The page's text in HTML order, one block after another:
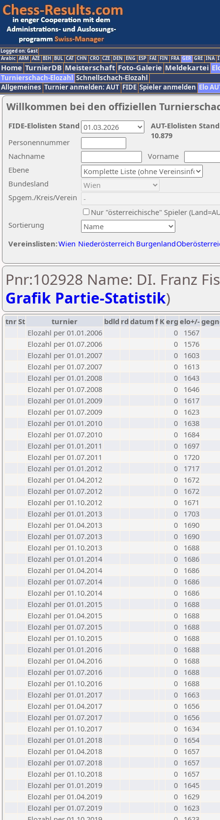
Logged on: Gast
Arabic ARM AZE BIH BUL CAT CHN CRO CZE DEN ENG ESP FAI FIN FRA GER GRE INA
Home TurnierDB Meisterschaft Foto-Galerie Meldekartei
Turnierschach-Elozahl Schnellschach-Elozahl
Allgemeines Turnier anmelden: AUT FIDE Spieler anmelden Elo
Willkommen bei den offiziellen
Nachname
Vorname
Ebene
Sortierung
Personennummer
Bundesland
Spgem./Kreis/Verein
Nur "österreichische" Spieler
Vereinslisten:Wien Niederösterreich Burgenland
AUT-Elolisten
10.879
FIDE-Elolisten Stand
Pnr:102928 Name: DI. Franz
Grafik Partie-Statistik)
tnrSt turnier bdld rd datumf Kerg elo+/-
Elozahl per 01.01.2006
0
1567
Elozahl per 01.07.2006
0
1576
Elozahl per 01.01.2007
0
1603
Elozahl per 01.07.2007
0
1613
Elozahl per 01.01.2008
0
1643
Elozahl per 01.07.2008
0
1646
Elozahl per 01.01.2009
0
1617
Elozahl per 01.07.2009
0
1623
Elozahl per 01.01.2010
0
1638
Elozahl per 01.07.2010
0
1684
Elozahl per 01.01.2011
0
1697
Elozahl per 01.07.2011
0
1720
Elozahl per 01.01.2012
0
1717
Elozahl per 01.04.2012
0
1672
Elozahl per 01.07.2012
0
1672
Elozahl per 01.10.2012
0
1671
Elozahl per 01.01.2013
0
1703
Elozahl per 01.04.2013
0
1690
Elozahl per 01.07.2013
0
1690
Elozahl per 01.10.2013
0
1688
Elozahl per 01.01.2014
0
1686
Elozahl per 01.04.2014
0
1686
Elozahl per 01.07.2014
0
1686
Elozahl per 01.10.2014
0
1686
Elozahl per 01.01.2015
0
1688
Elozahl per 01.04.2015
0
1688
Elozahl per 01.07.2015
0
1688
Elozahl per 01.10.2015
0
1688
Elozahl per 01.01.2016
0
1688
Elozahl per 01.04.2016
0
1688
Elozahl per 01.07.2016
0
1688
Elozahl per 01.10.2016
0
1688
Elozahl per 01.01.2017
0
1663
Elozahl per 01.04.2017
0
1656
Elozahl per 01.07.2017
0
1656
Elozahl per 01.10.2017
0
1634
Elozahl per 01.01.2018
0
1654
Elozahl per 01.04.2018
0
1657
Elozahl per 01.07.2018
0
1657
Elozahl per 01.10.2018
0
1657
Elozahl per 01.01.2019
0
1645
Elozahl per 01.04.2019
0
1629
Elozahl per 01.07.2019
0
1623